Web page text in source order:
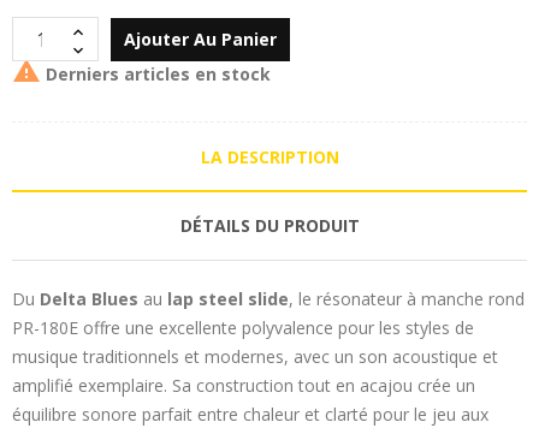
Ajouter Au Panier
 Derniers articles en stock
LA DESCRIPTION
DÉTAILS DU PRODUIT
Du Delta Blues au lap steel slide, le résonateur à manche rond
PR-180E offre une excellente polyvalence pour les styles de
musique traditionnels et modernes, avec un son acoustique et
amplifié exemplaire. Sa construction tout en acajou crée un
équilibre sonore parfait entre chaleur et clarté pour le jeu aux